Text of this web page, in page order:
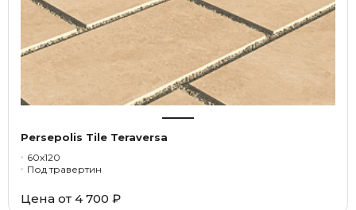
Persepolis Tile Teraversa
60x120
Под травертин
Цена от 4 700 ₽